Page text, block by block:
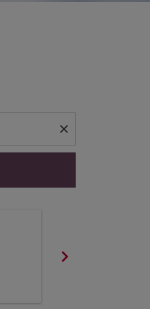
close
chevron_right